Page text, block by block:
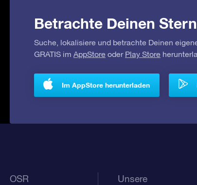
Betrachte Deinen
Suche, lokalisiere und betrachte Deinen
GRATIS im AppStore oder Play Store
Im AppStore herunterladen
OSR
Unsere